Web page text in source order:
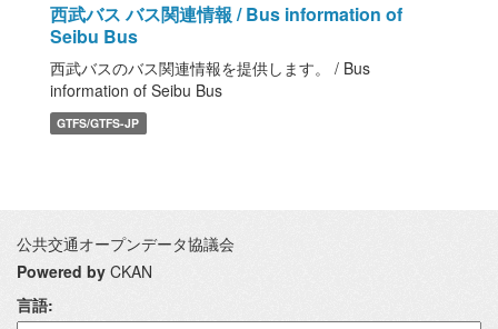
西武バス バス関連情報 / Bus information of
Seibu Bus
西武バスのバス関連情報を提供します。 / Bus
information of Seibu Bus
GTFS/GTFS-JP
公共交通オープンデータ協議会
Powered by CKAN
言語